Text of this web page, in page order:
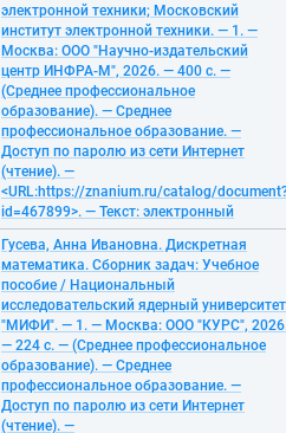
электронной техники; Московский
институт электронной техники. — 1. —
Москва: ООО "Научно-издательский
центр ИНФРА-М", 2026. — 400 с. —
(Среднее профессиональное
образование). — Среднее
профессиональное образование. —
Доступ по паролю из сети Интернет
(чтение). —
<URL:https://znanium.ru/catalog/
id=467899>. — Текст: электронный
Гусева, Анна Ивановна. Дискретная
математика. Сборник задач: Учебное
пособие / Национальный
исследовательский ядерный университет
"МИФИ". — 1. — Москва: ООО "КУРС",
— 224 с. — (Среднее профессиональное
образование). — Среднее
профессиональное образование. —
Доступ по паролю из сети Интернет
(чтение). —